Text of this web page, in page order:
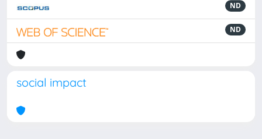
ND
ND
social impact